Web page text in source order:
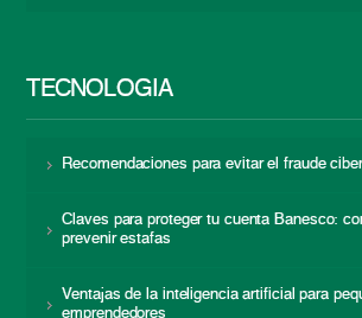
TECNOLOGÍA
Recomendaciones para evitar el fraude
Claves para proteger tu cuenta Banesco:
prevenir estafas
Ventajas de la inteligencia artificial para
emprendedores